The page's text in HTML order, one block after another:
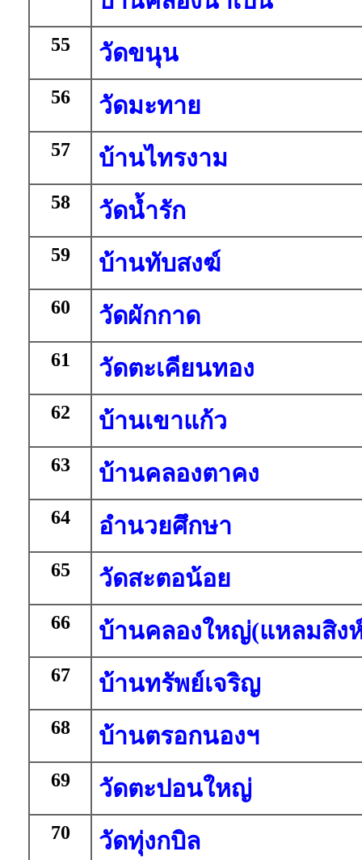
55 วัดขนุน
56 วัดมะทาย
57 บ้านไทรงาม
58 วัดน้ำรัก
59 บ้านทับสงฆ์
60 วัดผักกาด
61 วัดตะเคียนทอง
62 บ้านเขาแก้ว
63 บ้านคลองตาคง
64 อำนวยศึกษา
65 วัดสะตอน้อย
66 บ้านคลองใหญ่(แหลมสิง
67 บ้านทรัพย์เจริญ
68 บ้านตรอกนองฯ
69 วัดตะปอนใหญ่
70 วัดทุ่งกบิล